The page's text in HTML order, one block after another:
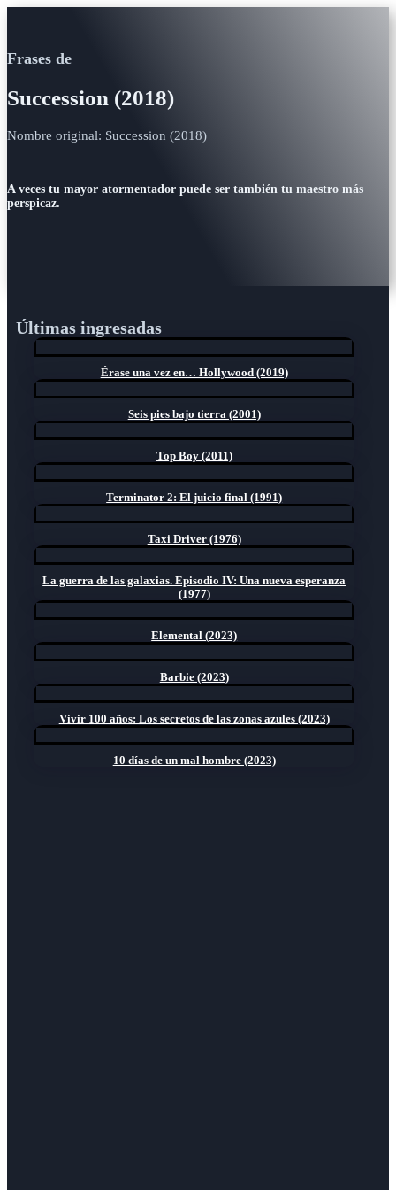
Frases de
Succession (2018)
Nombre original: Succession (2018)
A veces tu mayor atormentador puede ser también tu maestro más
perspicaz.
Últimas ingresadas
Érase una vez en… Hollywood (2019)
Seis pies bajo tierra (2001)
Top Boy (2011)
Terminator 2: El juicio final (1991)
Taxi Driver (1976)
La guerra de las galaxias. Episodio IV: Una nueva esperanza
(1977)
Elemental (2023)
Barbie (2023)
Vivir 100 años: Los secretos de las zonas azules (2023)
10 días de un mal hombre (2023)